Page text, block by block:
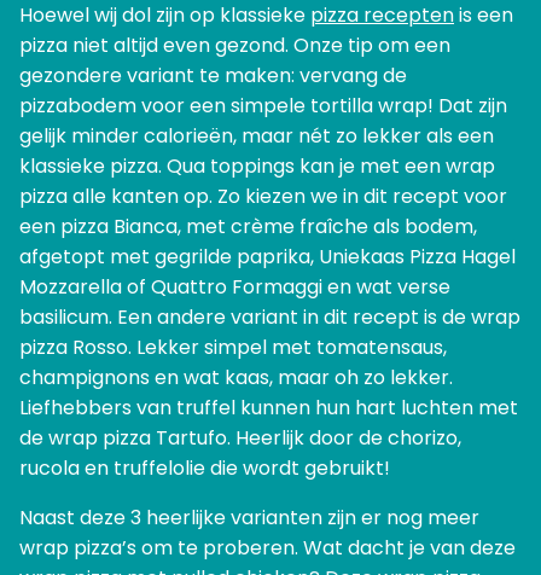
Hoewel wij dol zijn op klassieke pizza receptenis een
pizza niet altijd even gezond. Onze tip om een
gezondere variant te maken: vervang de
pizzabodem voor een simpele tortilla wrap! Dat zijn
gelijk minder calorieën, maar nét zo lekker als een
klassieke pizza. Qua toppings kan je met een wrap
pizza alle kanten op. Zo kiezen we in dit recept voor
een pizza Bianca, met crème fraîche als bodem,
afgetopt met gegrilde paprika, Uniekaas Pizza Hagel
Mozzarella of Quattro Formaggi en wat verse
basilicum. Een andere variant in dit recept is de wrap
pizza Rosso. Lekker simpel met tomatensaus,
champignons en wat kaas, maar oh zo lekker.
Liefhebbers van truffel kunnen hun hart luchten met
de wrap pizza Tartufo. Heerlijk door de chorizo,
rucola en truffelolie die wordt gebruikt!
Naast deze 3 heerlijke varianten zijn er nog meer
wrap pizza’s om te proberen. Wat dacht je van deze